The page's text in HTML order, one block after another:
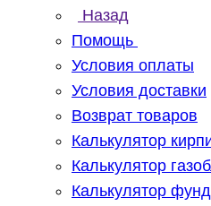
Назад
Помощь
Условия оплаты
Условия доставки
Возврат товаров
Калькулятор
Калькулятор
Калькулятор